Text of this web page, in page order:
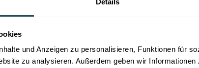
Details
und Anzeigen zu personalisieren, Funktionen für
zu analysieren. Außerdem geben wir